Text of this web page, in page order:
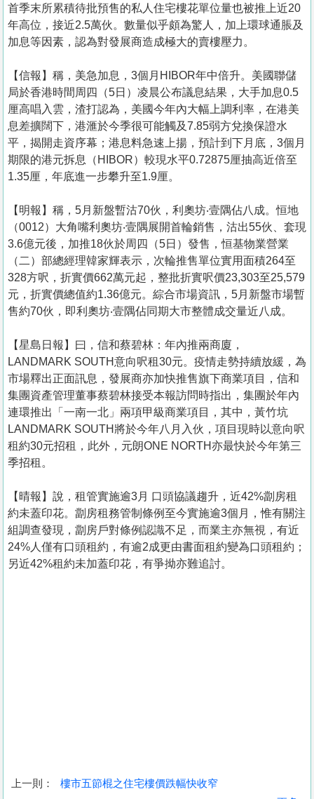
首季末所累積待批預售的私人住宅樓花單位量也被推上近20
年高位，接近2.5萬伙。數量似乎頗為驚人，加上環球通脹及
加息等因素，認為對發展商造成極大的賣樓壓力。
【信報】稱，美急加息，3個月HIBOR年中倍升。美國聯儲
局於香港時間周四（5日）凌晨公布議息結果，大手加息0.5
厘高唱入雲，渣打認為，美國今年內大幅上調利率，在港美
息差擴闊下，港滙於今季很可能觸及7.85弱方兌換保證水
平，揭開走資序幕；港息料急速上揚，預計到下月底，3個月
期限的港元拆息（HIBOR）較現水平0.72875厘抽高近倍至
1.35厘，年底進一步攀升至1.9厘。
【明報】稱，5月新盤暫沽70伙，利奧坊‧壹隅佔八成。恒地
（0012）大角嘴利奧坊‧壹隅展開首輪銷售，沽出55伙、套現
3.6億元後，加推18伙於周四（5日）發售，恒基物業營業
（二）部總經理韓家輝表示，次輪推售單位實用面積264至
328方呎，折實價662萬元起，整批折實呎價23,303至25,579
元，折實價總值約1.36億元。綜合市場資訊，5月新盤市場暫
售約70伙，即利奧坊‧壹隅佔同期大市整體成交量近八成。
【星島日報】曰，信和蔡碧林：年內推兩商廈，
LANDMARK SOUTH意向呎租30元。疫情走勢持續放緩，為
市場釋出正面訊息，發展商亦加快推售旗下商業項目，信和
集團資產管理董事蔡碧林接受本報訪問時指出，集團於年內
連環推出「一南一北」兩項甲級商業項目，其中，黃竹坑
LANDMARK SOUTH將於今年八月入伙，項目現時以意向呎
租約30元招租，此外，元朗ONE NORTH亦最快於今年第三
季招租。
【晴報】說，租管實施逾3月 口頭協議趨升，近42%劏房租
約未蓋印花。劏房租務管制條例至今實施逾3個月，惟有關注
組調查發現，劏房戶對條例認識不足，而業主亦無視，有近
24%人僅有口頭租約，有逾2成更由書面租約變為口頭租約；
另近42%租約未加蓋印花，有爭拗亦難追討。
上一則：
樓市五節棍之住宅樓價跌幅快收窄